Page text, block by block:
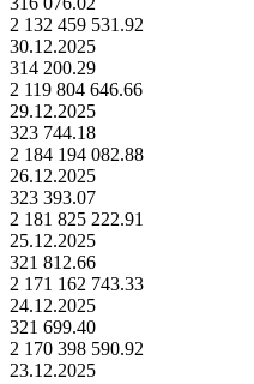
2 132 459 531.92
30.12.2025
314 200.29
2 119 804 646.66
29.12.2025
323 744.18
2 184 194 082.88
26.12.2025
323 393.07
2 181 825 222.91
25.12.2025
321 812.66
2 171 162 743.33
24.12.2025
321 699.40
2 170 398 590.92
23.12.2025